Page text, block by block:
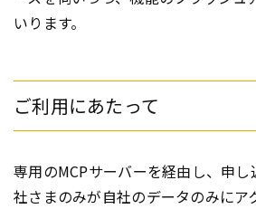
いります。
ご利用にあたって
専用のMCPサーバーを経由し、申
社さまのみが自社のデータのみにア